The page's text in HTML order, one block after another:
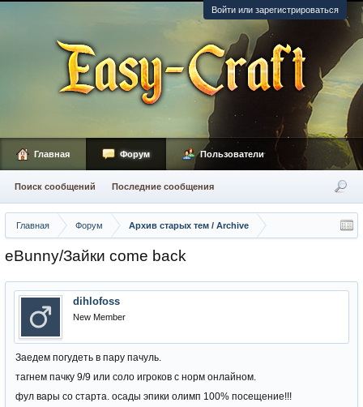
Войти или зарегистрироваться
Главная Форум Архив старых тем / Archive
eBunny/Зайки come back
dihlofoss
New Member
Заедем погудеть в пару пачуль.
тагнем пачку 9/9 или соло игроков с норм онлайном.
фул вары со старта. осады эпики олимп 100% посещение!!!
Главная Форум
Поиск сообщений Последние сообщения
Пользователи